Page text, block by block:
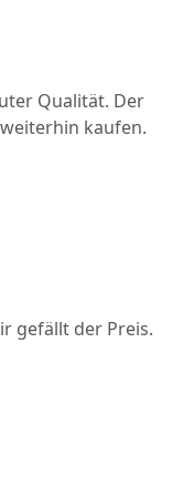
Qualität. Der
kaufen.
gefällt der Preis.